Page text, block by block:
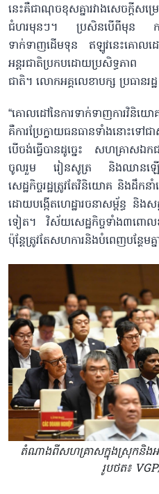
នេះគឺជាណុចខុសគ្នារវាងសេចក្តី
ជំហរមុនៗ។ ប្រសិនបើពីមុន ការផ្ត
ទាក់ទាញដើមទុន ឥឡូវនេះគោលដៅ
អន្តរជាតិប្រកបដោយប្រសិទ្ធភាព
ជាតិ។ លោកអគ្គលេខាបក្ស ប្រធាន
“គោលដៅនៃការទាក់ទាញការវិនិយោ
គឺការប្រែក្លាយធនធានទាំងនោះទៅជ
បើចង់ធ្វើបានដូច្នេះ សហគ្រាសឯក
ចូលរួម រៀនសូត្រ និងឈានឡើងបន្តិ
សេដ្ឋកិច្ចរដ្ឋត្រូវតែវិនិយោគ និងដឹក
ដោយបង្កើតហេដ្ឋារចនាសម្ព័ន្ធ និ
ទៀត។ វិស័យសេដ្ឋកិច្ចទាំង៣ពោ
ប៉ុន្តែត្រូវតែសហការនិងបំពេញបន្ថែមគ្
តំណាងពីសហគ្រាសក្នុងស្រុកនិងអ
រូបថត៖